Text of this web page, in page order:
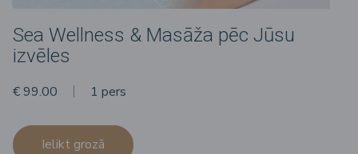
Sea Wellness & Masāža pēc Jūsu
izvēles
€ 99.00 1 pers
Ielikt grozā